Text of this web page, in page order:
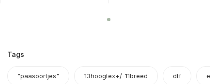
Tags
"paasoortjes" 13hoogtex+/-11breed dtf en